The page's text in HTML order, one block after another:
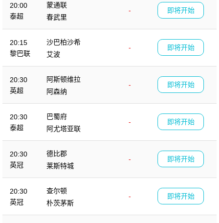
20:00
泰超
蒙通联
-
春武里
即将开始
20:15
黎巴联
沙巴柏沙希
-
艾波
即将开始
20:30
英超
阿斯顿维拉
-
阿森纳
即将开始
20:30
泰超
巴蜀府
-
阿尤塔亚联
即将开始
20:30
英冠
德比郡
-
莱斯特城
即将开始
20:30
英冠
查尔顿
-
朴茨茅斯
即将开始